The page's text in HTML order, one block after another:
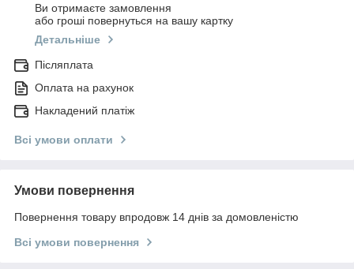
Ви отримаєте замовлення
або гроші повернуться на вашу картку
Детальніше
Післяплата
Оплата на рахунок
Накладений платіж
Всі умови оплати
Умови повернення
Повернення товару впродовж 14 днів за домовленістю
Всі умови повернення